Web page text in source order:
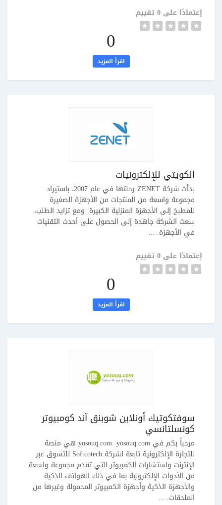
إعتمادًا على 0 تقييم
0
اقرأ المزيد
الكويتي للإلكترونيات
بدأت شركة ZENET رحلتها في عام 2007، باستيراد
مجموعة واسعة من المنتجات من الأجهزة الصغيرة
للمطبخ إلى الأجهزة المنزلية الكبيرة. ومع تزايد الطلب،
سعت الشركة جاهدة إلى الحصول على أحدث التقنيات
في الأجهزة. ...
إعتمادًا على 0 تقييم
0
اقرأ المزيد
سوفتكوتيك أونلاين شوبنق آند كومبيوتر
كونسلتانسي
مرحباً بكم في yosouq.com. yosouq.com هي منصة
للتجارة الإلكترونية تابعة لشركة Softcotech للتسوق عبر
الإنترنت واستشارات الكمبيوتر التي تقدم مجموعة واسعة
من الأدوات الإلكترونية بما في ذلك الهواتف الذكية
والأجهزة الذكية وأجهزة الكمبيوتر المحمولة وغيرها من
الملحقات. ...